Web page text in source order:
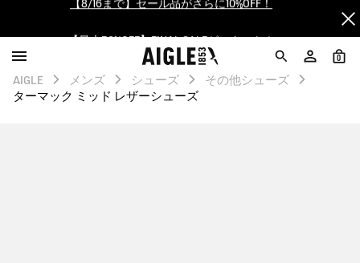
ログイン/会員登録で送料＆返品無料
AIGLE CLUB ポイントサービス終了のお知らせ
0
AIGLE メンズ シューズ
その他シューズ
ターマック ミッド レザーシューズ